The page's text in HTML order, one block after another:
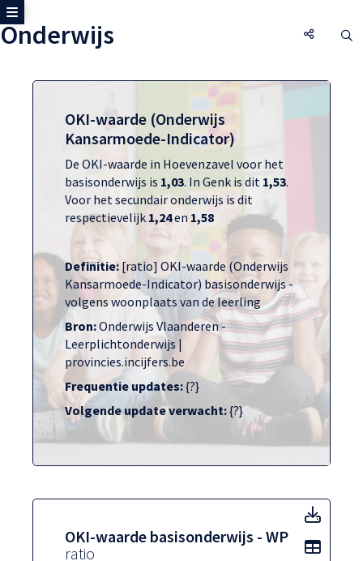
Onderwijs
Toon zijmenu
OKI-waarde (Onderwijs
Kansarmoede-Indicator)
De OKI-waarde in Hoevenzavel voor het
basisonderwijs is 1,03. In Genk is dit 1,53.
Voor het secundair onderwijs is dit
respectievelijk 1,24en 1,58
Definitie: [ratio] OKI-waarde (Onderwijs
Kansarmoede-Indicator) basisonderwijs -
volgens woonplaats van de leerling
Bron:Onderwijs Vlaanderen -
Leerplichtonderwijs |
provincies.incijfers.be
Frequentie updates:{?}
Volgende update verwacht:{?}
OKI-waarde basisonderwijs - WP
ratio
OKI-
Toon